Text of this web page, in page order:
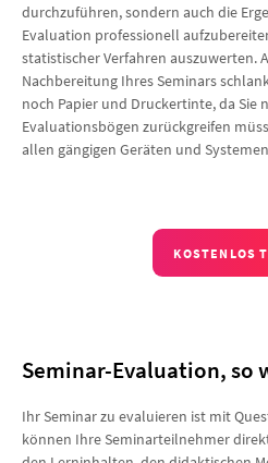
durchzuführen, sondern auch die
Evaluation professionell
statistischer Verfahren auszuwerten.
Nachbereitung Ihres Seminars
noch Papier und Druckertinte, da Sie
Evaluationsbögen zurückgreifen
allen gängigen Geräten und
KOSTENLOS
Seminar-Evaluation, so
Ihr Seminar zu evaluieren ist mit
können Ihre Seminarteilnehmer